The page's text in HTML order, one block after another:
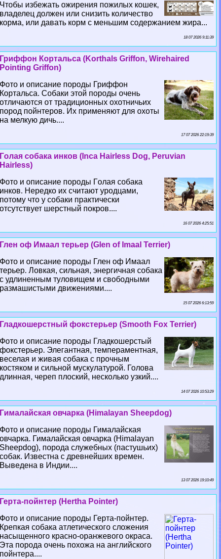
Чтобы избежать ожирения пожилых кошек,
владелец должен или снизить количество
корма, или давать корм с меньшим содержанием жира...
18 07 2026 9:11:39
Гриффон Кортальса (Korthals Griffon, Wirehaired
Pointing Griffon)
Фото и описание породы Гриффон
Кортальса. Собаки этой породы очень
отличаются от традиционных охотничьих
пород пойнтеров. Их применяют для охоты
на мелкую дичь....
17 07 2026 22:19:39
Гoлая собака инков (Inca Hairless Dog, Peruvian
Hairless)
Фото и описание породы Гoлая собака
инков. Нередко их считают уpoдцами,
потому что у собаки пpaктически
отсутствует шерстный покров....
16 07 2026 4:25:51
Глен оф Имаал терьер (Glen of Imaal Terrier)
Фото и описание породы Глен оф Имаал
терьер. Ловкая, сильная, энергичная собака
с удлиненным туловищем и свободными
размашистыми движениями....
15 07 2026 6:13:59
Гладкошерстный фокстерьер (Smooth Fox Terrier)
Фото и описание породы Гладкошерстый
фокстерьер. Элегантная, темпераментная,
веселая и живая собака с прочным
костяком и сильной мускулатурой. Голова
длинная, череп плоский, несколько узкий....
14 07 2026 10:53:29
Гималайская овчарка (Himalayan Sheepdog)
Фото и описание породы Гималайская
овчарка. Гималайская овчарка (Himalayan
Sheepdog), порода служебных (пастушьих)
собак. Известна с древнейших времен.
Выведена в Индии....
13 07 2026 19:10:49
Герта-пойнтер (Hertha Pointer)
Фото и описание породы Герта-пойнтер.
Крепкая собака атлетического сложения
насыщенного красно-оранжевого окраса.
Эта порода очень похожа на английского
пойнтера....